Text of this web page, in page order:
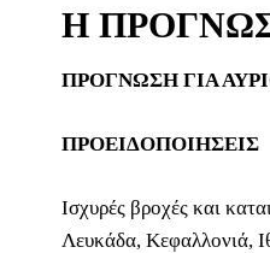
Η
ΠΡΟΓΝΩΣΗ ΓΙΑ
ΠΡΟΕΙΔΟΠΟΙΗΣΕΙΣ
Ισχυρές βροχές και
Λευκάδα, Κεφαλλονιά,